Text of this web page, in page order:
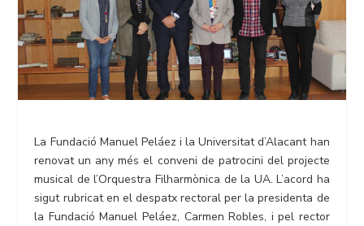
La Fundació Manuel Peláez i la Universitat d’Alacant han
renovat un any més el conveni de patrocini del projecte
musical de l’Orquestra Filharmònica de la UA. L’acord ha
sigut rubricat en el despatx rectoral per la presidenta de
la Fundació Manuel Peláez, Carmen Robles, i pel rector